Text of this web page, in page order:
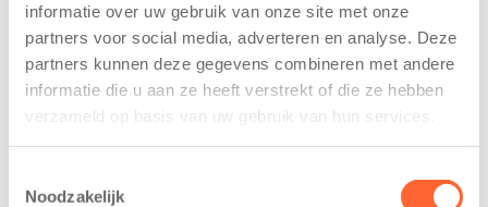
informatie over uw gebruik van onze site met onze
partners voor social media, adverteren en analyse. Deze
partners kunnen deze gegevens combineren met andere
informatie die u aan ze heeft verstrekt of die ze hebben
verzameld op basis van uw gebruik van hun services.
Noodzakelijk